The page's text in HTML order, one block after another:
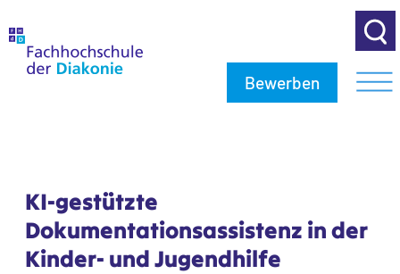
Bewerben
KI-gestützte
Dokumentationsassistenz in der
Kinder- und Jugendhilfe